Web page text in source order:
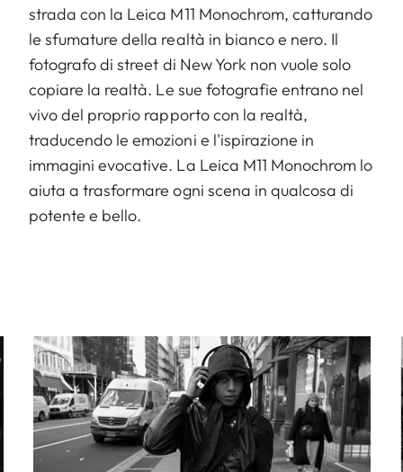
strada con la Leica M11 Monochrom, catturando
le sfumature della realtà in bianco e nero. Il
fotografo di street di New York non vuole solo
copiare la realtà. Le sue fotografie entrano nel
vivo del proprio rapporto con la realtà,
traducendo le emozioni e l'ispirazione in
immagini evocative. La Leica M11 Monochrom lo
aiuta a trasformare ogni scena in qualcosa di
potente e bello.